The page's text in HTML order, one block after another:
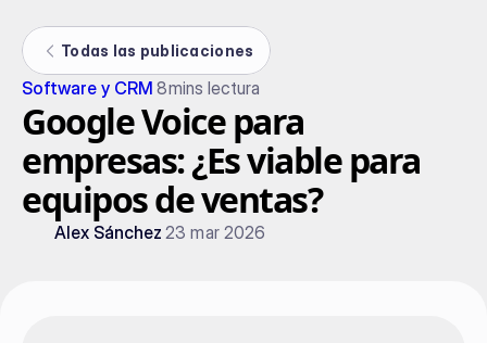
Todas las publicaciones
Software y CRM 8mins lectura
Google Voice para
empresas: ¿Es viable para
equipos de ventas?
Alex Sánchez 23 mar 2026